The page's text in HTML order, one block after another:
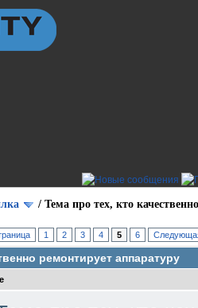
/ Тема про тех, кто
1 2 3 4 5 6
ремонтирует аппаратуру